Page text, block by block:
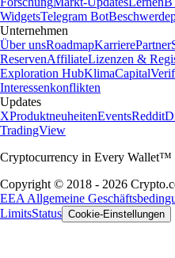
WidgetsTelegram Bot
Unternehmen
Über unsRoadmapKarrierePartner
ReservenAffiliateLizenzen &
Exploration HubKlimaCapital
Interessenkonflikten
Updates
XProduktneuheitenEventsReddit
TradingView
Cryptocurrency in Every Wallet™
Copyright © 2018 - 2026
EEA Allgemeine
LimitsStatus Cookie-Einstellungen